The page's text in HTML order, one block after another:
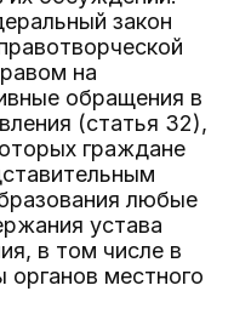
закон
на
обращения в
(статья 32),
граждане
любые
устава
в том числе в
органов местного